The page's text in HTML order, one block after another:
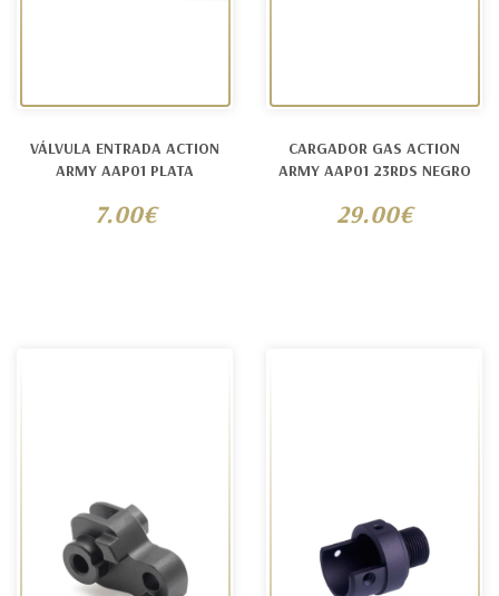
VÁLVULA ENTRADA ACTION
ARMY AAP01 PLATA
7.00€
CARGADOR GAS ACTION
ARMY AAP01 23RDS NEGRO
29.00€